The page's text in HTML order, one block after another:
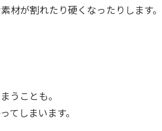
材が割れたり硬くなったりします。
うことも。
てしまいます。